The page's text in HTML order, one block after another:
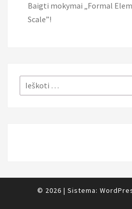
Baigti mokymai „Formal
Scale”!
Ieškoti:
© 2026 | Sistema: